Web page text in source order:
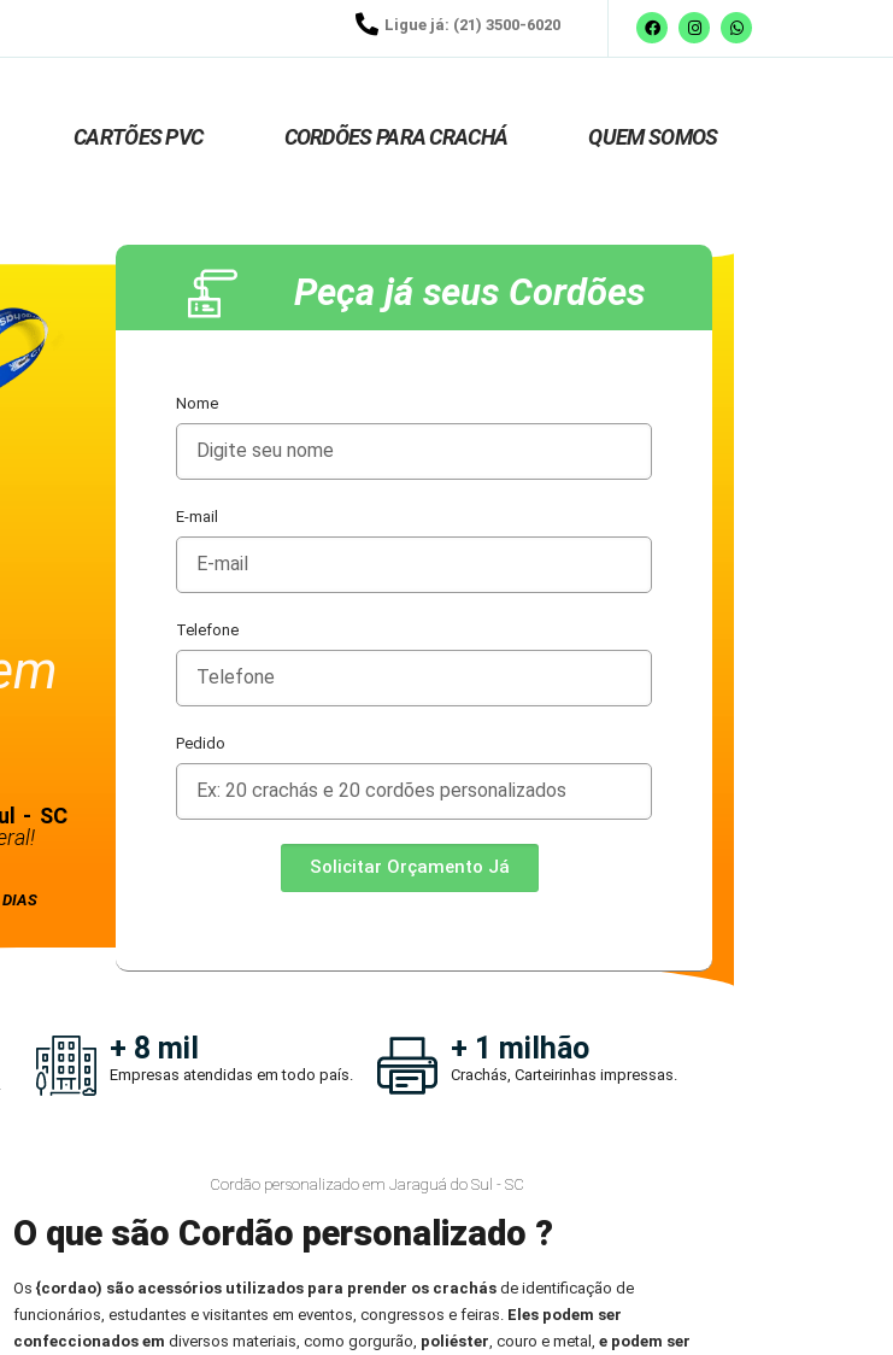
Ligue já: (21) 3500-6020
CARTÕES PVC CORDÕES PARA CRACHÁ QUEM SOMOS
- SC
Peça já seus Cordões
Nome
E-mail
Telefone
Pedido
Solicitar Orçamento Já
+ 8 mil
Empresas atendidas em todo país.
+ 1 milhão
Crachás, Carteirinhas impressas.
Cordão personalizado em Jaraguá do Sul - SC
O que são Cordão personalizado ?
Os {cordao) são acessórios utilizados para prender os crachásde identificação de
funcionários, estudantes e visitantes em eventos, congressos e feiras. Eles podem ser
confeccionados em diversos materiais, como gorgurão, poliéster, couro e metal, e podem ser